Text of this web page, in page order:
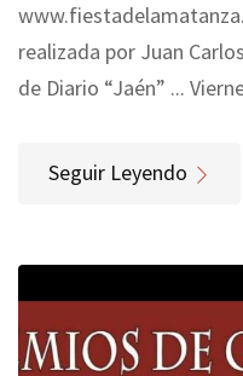
realizada por Juan
de Diario “Jaén” ...
Seguir Leyendo